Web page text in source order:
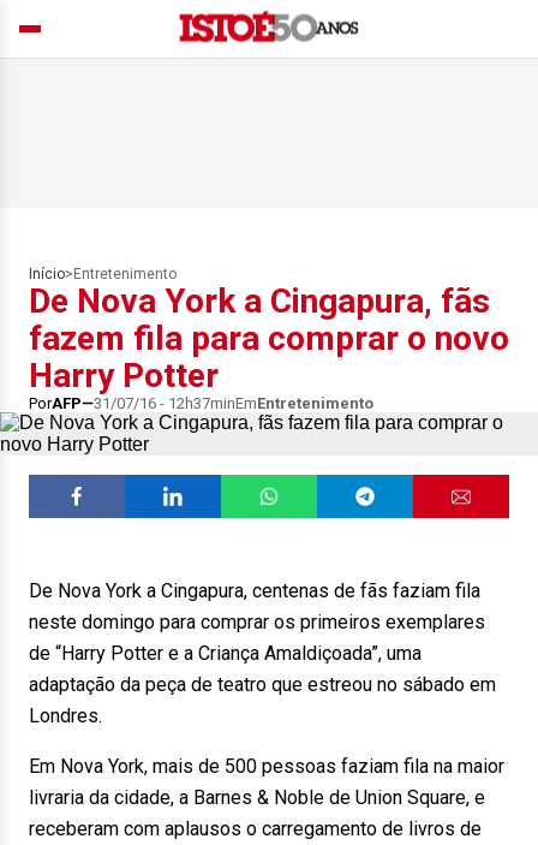
Início> Entretenimento
De Nova York a Cingapura, fãs
fazem fila para comprar o novo
Harry Potter
PorAFP 31/07/16 - 12h37minEmEntretenimento
De Nova York a Cingapura, centenas de fãs faziam fila
neste domingo para comprar os primeiros exemplares
de “Harry Potter e a Criança Amaldiçoada”, uma
adaptação da peça de teatro que estreou no sábado em
Londres.
Em Nova York, mais de 500 pessoas faziam fila na maior
livraria da cidade, a Barnes & Noble de Union Square, e
receberam com aplausos o carregamento de livros de